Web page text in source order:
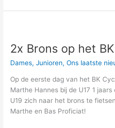
2x Brons op het
Dames,Junioren,Ons laatste
Op de eerste dag van het BK
Marthe Hannes bij de U17 1
U19 zich naar het brons te
Marthe en Bas Proficiat!
op
BK
CX
te
Beringen